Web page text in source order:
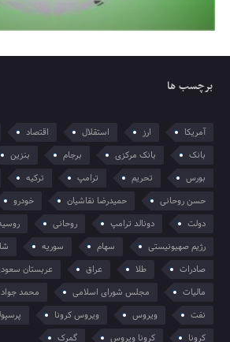
برچسب ها
آمریکا ارز استقلال اقتصاد
بانک
بانک مرکزی برجام بنزین
بورس
تحریم ترامپ ترکیه
حسن روحانی
حمیدرضا نقاشیان خودرو
دولت
دونالد ترامپ روحانی
رژیم صهیونیستی
سهام سوریه
صادرات
طلا عراق عربستان
مالیات
مجلس شورای اسلامی محمد
نفت
ویروس ویروس کرونا
کرونا
کرونا ویروس گمرک